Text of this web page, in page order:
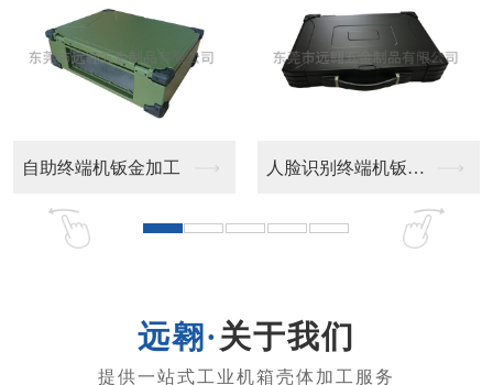
加工 人脸识别终端机钣金加... 工业终端机钣金
关于我们